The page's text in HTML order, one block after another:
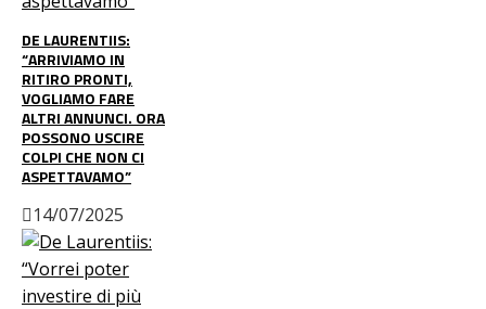
DE LAURENTIIS:
“ARRIVIAMO IN
RITIRO PRONTI,
VOGLIAMO FARE
ALTRI ANNUNCI. ORA
POSSONO USCIRE
COLPI CHE NON CI
ASPETTAVAMO”
14/07/2025